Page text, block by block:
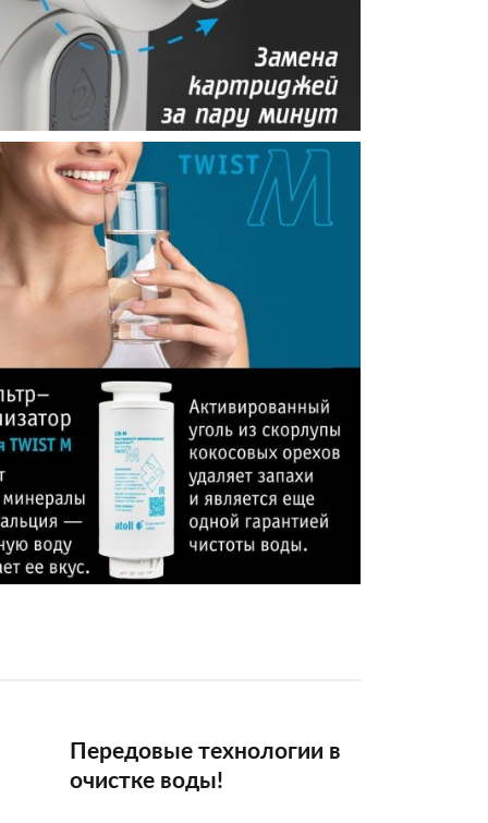
Передовые технологии в
очистке воды!